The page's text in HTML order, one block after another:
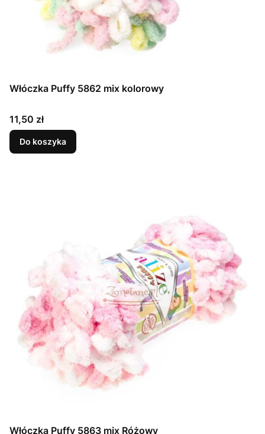
Włóczka Puffy 5862 mix kolorowy
Cena
11,50 zł
Do koszyka
Włóczka Puffy 5863 mix Różowy